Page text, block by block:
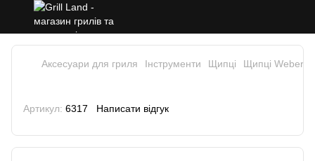
Аксесуари для гриля Інструменти Щипці Щипці Weber
Артикул: 6317 Написати відгук